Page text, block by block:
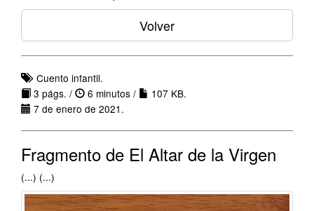
Volver
Cuento infantil.
3 págs. /
6 minutos /
107 KB.
7 de enero de 2021.
Fragmento de El Altar de la Virgen
(...) (...)